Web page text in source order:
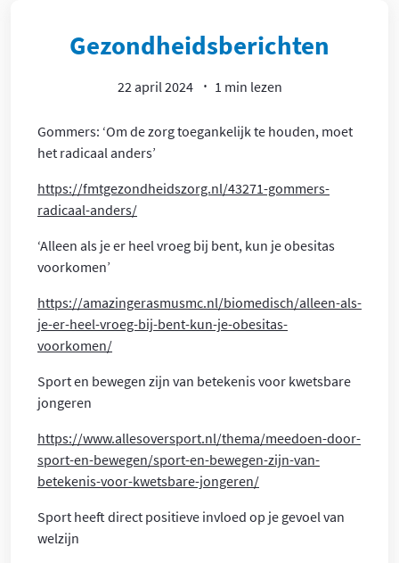
Gezondheidsberichten
22 april 2024 1 min lezen
Gommers: ‘Om de zorg toegankelijk te houden, moet
het radicaal anders’
https://fmtgezondheidszorg.nl/43271-gommers-
radicaal-anders/
‘Alleen als je er heel vroeg bij bent, kun je obesitas
voorkomen’
https://amazingerasmusmc.nl/biomedisch/alleen-als-
je-er-heel-vroeg-bij-bent-kun-je-obesitas-
voorkomen/
Sport en bewegen zijn van betekenis voor kwetsbare
jongeren
https://www.allesoversport.nl/thema/meedoen-door-
sport-en-bewegen/sport-en-bewegen-zijn-van-
betekenis-voor-kwetsbare-jongeren/
Sport heeft direct positieve invloed op je gevoel van
welzijn